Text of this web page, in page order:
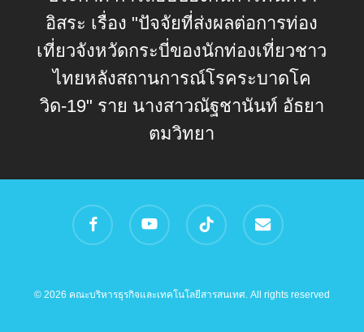
อิสระ เรื่อง "ปัจจัยที่ส่งผลต่อการท่อง
เที่ยวจังหวัดกระบี่ของนักท่องเที่ยวชาว
ไทยหลังสถานการณ์โรคระบาดโค
วิด-19" ราย นางสาวณัฐชานันท์ อัธยา
ตมวิทยา
facebook youtube tiktok email
© 2026 คณะบริหารธุรกิจและเทคโนโลยีสารสนเทศ. All rights reserved